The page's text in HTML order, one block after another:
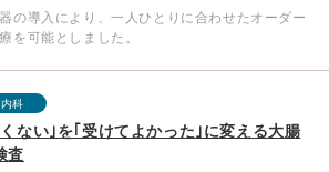
の導入により、一人ひとりに合わせたオーダー
を可能としました。
科
くない｣を｢受けてよかった｣に変える大腸
査